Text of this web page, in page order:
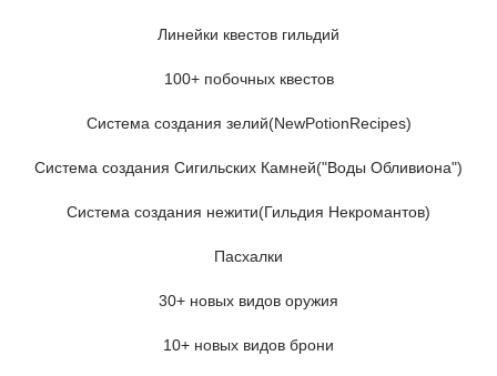
Линейки квестов гильдий
100+ побочных квестов
Система создания зелий(NewPotionRecipes)
Система создания Сигильских Камней("Воды Обливиона")
Система создания нежити(Гильдия Некромантов)
Пасхалки
30+ новых видов оружия
10+ новых видов брони